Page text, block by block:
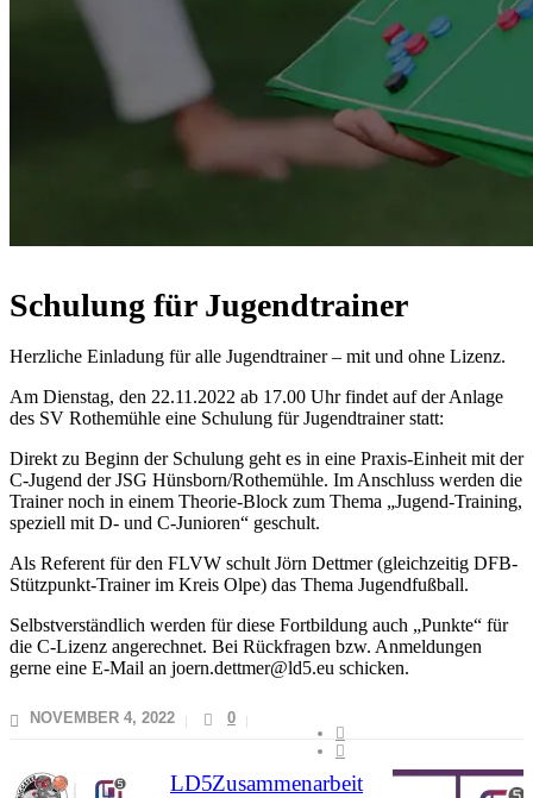
Schulung für Jugendtrainer
Herzliche Einladung für alle Jugendtrainer – mit und ohne Lizenz.
Am Dienstag, den 22.11.2022 ab 17.00 Uhr findet auf der Anlage
des SV Rothemühle eine Schulung für Jugendtrainer statt:
Direkt zu Beginn der Schulung geht es in eine Praxis-Einheit mit der
C-Jugend der JSG Hünsborn/Rothemühle. Im Anschluss werden die
Trainer noch in einem Theorie-Block zum Thema „Jugend-Training,
speziell mit D- und C-Junioren“ geschult.
Als Referent für den FLVW schult Jörn Dettmer (gleichzeitig DFB-
Stützpunkt-Trainer im Kreis Olpe) das Thema Jugendfußball.
Selbstverständlich werden für diese Fortbildung auch „Punkte“ für
die C-Lizenz angerechnet. Bei Rückfragen bzw. Anmeldungen
gerne eine E-Mail an joern.dettmer@ld5.eu schicken.
NOVEMBER 4, 2022 0
LD5Zusammenarbeit